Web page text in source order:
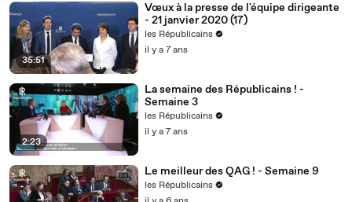
35:51
Vœux à la presse de l'équipe dirigeante
- 21 janvier 2020 (17)
les Républicains
il y a 7 ans
2:23
La semaine des Républicains ! -
Semaine 3
les Républicains
il y a 7 ans
Le meilleur des QAG ! - Semaine 9
les Républicains